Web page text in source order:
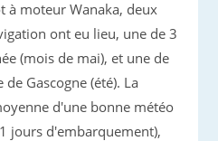
à moteur Wanaka, deux
ont eu lieu, une de 3
(mois de mai), et une de
Gascogne (été). La
d'une bonne météo
jours d'embarquement),